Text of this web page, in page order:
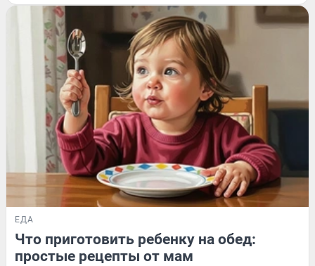
ЕДА
Что приготовить ребенку на обед:
простые рецепты от мам